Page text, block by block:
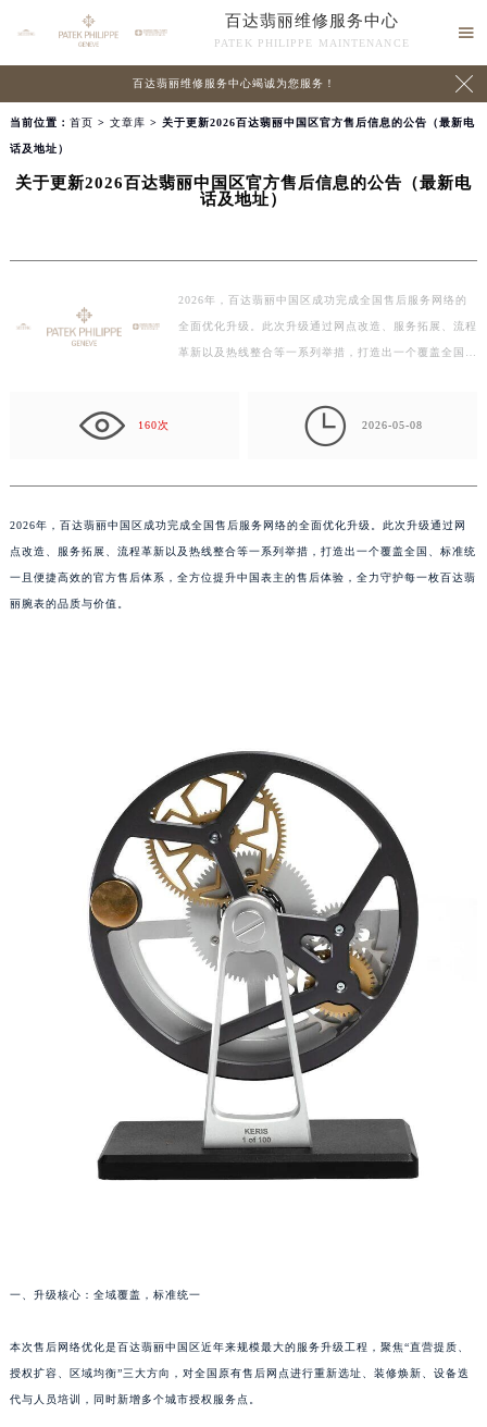
百达翡丽维修服务中心
PATEK PHILIPPE MAINTENANCE

百达翡丽维修服务中心竭诚为您服务！ 
当前位置： 首页 > 文章库 > 关于更新2026百达翡丽中国区官方售后信息的公告（最新电
话及地址）
关于更新2026百达翡丽中国区官方售后信息的公告（最新电
话及地址）
2026年，百达翡丽中国区成功完成全国售后服务网络的
全面优化升级。此次升级通过网点改造、服务拓展、流程
革新以及热线整合等一系列举措，打造出一个覆盖全国…
160次  2026-05-08
2026年，百达翡丽中国区成功完成全国售后服务网络的全面优化升级。此次升级通过网
点改造、服务拓展、流程革新以及热线整合等一系列举措，打造出一个覆盖全国、标准统
一且便捷高效的官方售后体系，全方位提升中国表主的售后体验，全力守护每一枚百达翡
丽腕表的品质与价值。
一、升级核心：全域覆盖，标准统一
本次售后网络优化是百达翡丽中国区近年来规模最大的服务升级工程，聚焦“直营提质、
授权扩容、区域均衡”三大方向，对全国原有售后网点进行重新选址、装修焕新、设备迭
代与人员培训，同时新增多个城市授权服务点。